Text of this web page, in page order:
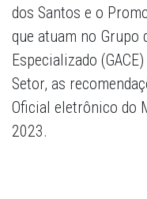
dos Santos e o
que atuam no Grupo
Especializado
Setor, as
Oficial eletrônico do
2023.